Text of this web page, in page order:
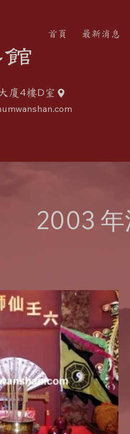
廈 4樓D 室
首頁 最新消息
2003